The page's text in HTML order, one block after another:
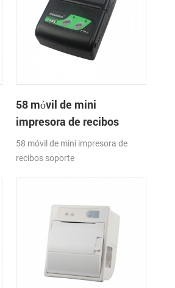
58 móvil de mini
impresora de recibos
térmica PTP-II
58 móvil de mini impresora de
recibos soporte